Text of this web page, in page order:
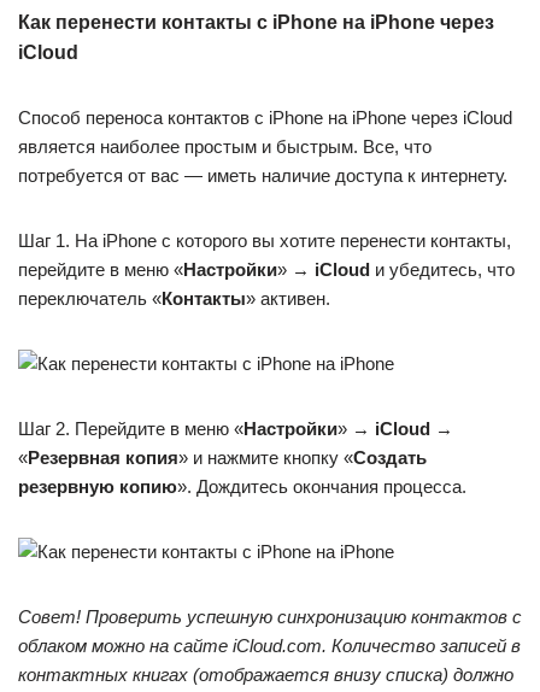
Как перенести контакты с iPhone на iPhone через
iCloud
Способ переноса контактов с iPhone на iPhone через iCloud
является наиболее простым и быстрым. Все, что
потребуется от вас — иметь наличие доступа к интернету.
Шаг 1. На iPhone с которого вы хотите перенести контакты,
перейдите в меню «Настройки» → iCloud и убедитесь, что
переключатель «Контакты» активен.
Шаг 2. Перейдите в меню «Настройки» → iCloud →
«Резервная копия» и нажмите кнопку «Создать
резервную копию». Дождитесь окончания процесса.
Совет! Проверить успешную синхронизацию контактов с
облаком можно на сайте iCloud.com. Количество записей в
контактных книгах (отображается внизу списка) должно